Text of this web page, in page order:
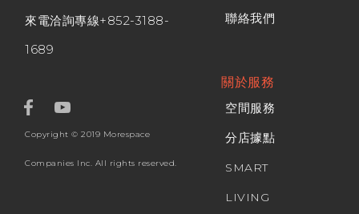
來電洽詢專線+852-3188-
1689
Copyright © 2019 Morespace
Companies Inc. All rights reserved.
聯絡我們
關於服務
空間服務
分店據點
SMART
LIVING